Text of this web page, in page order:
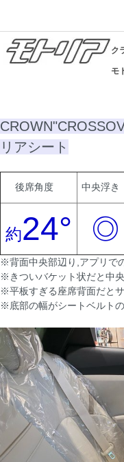
ク
モ
リアシート
後席角度 中央浮き
約24° ◎
※背面中央部辺り,アプリで
※きついバケット状だと中
※平板すぎる座席背面だと
※底部の幅がシートベルト